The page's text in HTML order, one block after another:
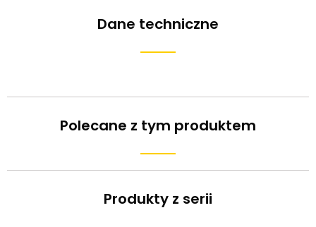
Dane techniczne
Polecane z tym produktem
Produkty z serii